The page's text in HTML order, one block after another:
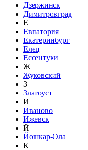
Дзержинск
Димитровград
Е
Евпатория
Екатеринбург
Елец
Ессентуки
Ж
Жуковский
З
Златоуст
И
Иваново
Ижевск
Й
Йошкар-Ола
К